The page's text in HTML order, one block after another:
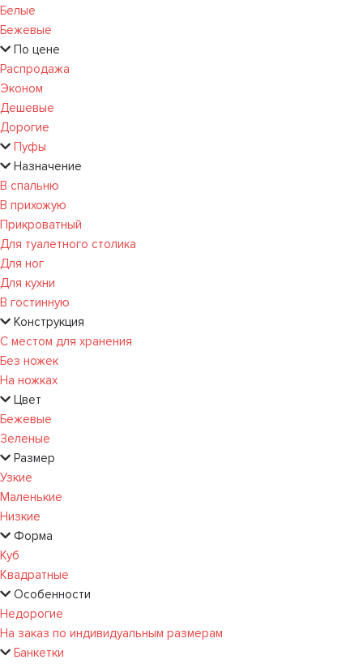
Белые
Бежевые
По цене
Распродажа
Эконом
Дешевые
Дорогие
Пуфы
Назначение
В спальню
В прихожую
Прикроватный
Для туалетного столика
Для ног
Для кухни
В гостинную
Конструкция
С местом для хранения
Без ножек
На ножках
Цвет
Бежевые
Зеленые
Размер
Узкие
Маленькие
Низкие
Форма
Куб
Квадратные
Особенности
Недорогие
На заказ по индивидуальным размерам
Банкетки